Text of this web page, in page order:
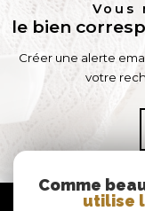
Vous
le bien
Créer une alerte
votre
© 2026 | Tous droits
Comme
utilise